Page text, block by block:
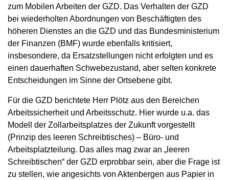
zum Mobilen Arbeiten der GZD. Das Verhalten der GZD
bei wiederholten Abordnungen von Beschäftigten des
höheren Dienstes an die GZD und das Bundesministerium
der Finanzen (BMF) wurde ebenfalls kritisiert,
insbesondere, da Ersatzstellungen nicht erfolgten und es
einen dauerhaften Schwebezustand, aber selten konkrete
Entscheidungen im Sinne der Ortsebene gibt.
Für die GZD berichtete Herr Plötz aus den Bereichen
Arbeitssicherheit und Arbeitsschutz. Hier wurde u.a. das
Modell der Zollarbeitsplatzes der Zukunft vorgestellt
(Prinzip des leeren Schreibtisches) – Büro- und
Arbeitsplatzteilung. Das alles mag zwar an „leeren
Schreibtischen“ der GZD erprobbar sein, aber die Frage ist
zu stellen, wie angesichts von Aktenbergen aus Papier in